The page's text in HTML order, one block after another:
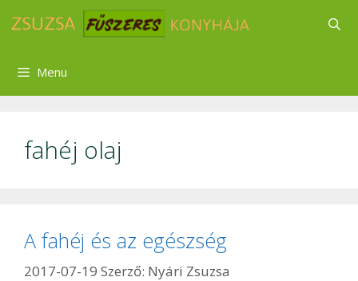
Menu
fahéj olaj
A fahéj és az egészség
2017-07-19 Szerző: Nyári Zsuzsa